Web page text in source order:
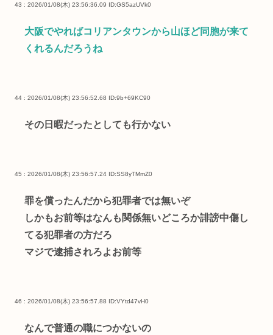
43 : 2026/01/08(木) 23:56:36.09 ID:GS5azUVk0
大阪でやればコリアンタウンから山ほど同胞が来て
くれるんだろうね
44 : 2026/01/08(木) 23:56:52.68 ID:9b+69KC90
その日暇だったとしても行かない
45 : 2026/01/08(木) 23:56:57.24 ID:SS8yTMmZ0
罪を償ったんだから犯罪者では無いぞ
しかもお前等はなんも関係無いどころか誹謗中傷し
てる犯罪者の方だろ
マジで逮捕されろよお前等
46 : 2026/01/08(木) 23:56:57.88 ID:VYtd47vH0
なんで普通の職につかないの